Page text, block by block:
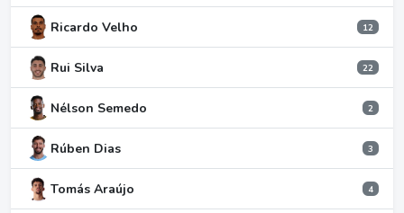
Ricardo Velho 12
Rui Silva 22
Nélson Semedo 2
Rúben Dias 3
Tomás Araújo 4